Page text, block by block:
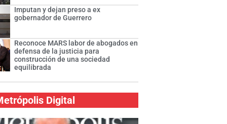
Imputan y dejan preso a ex
gobernador de Guerrero
Reconoce MARS labor de abogados en
defensa de la justicia para
construcción de una sociedad
equilibrada
Digital